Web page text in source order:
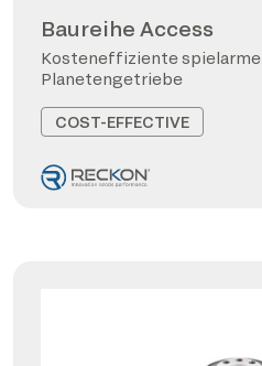
Baureihe Access
Kosteneffiziente spielarme
Planetengetriebe
COST-EFFECTIVE